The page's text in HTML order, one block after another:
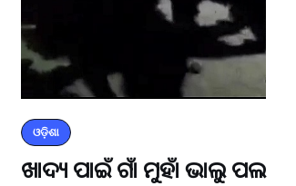
ଓଡ଼ିଶା
ଖାଦ୍ୟ ପାଇଁ ଗାଁ ମୁହାଁ ଭାଲୁ ପଲ